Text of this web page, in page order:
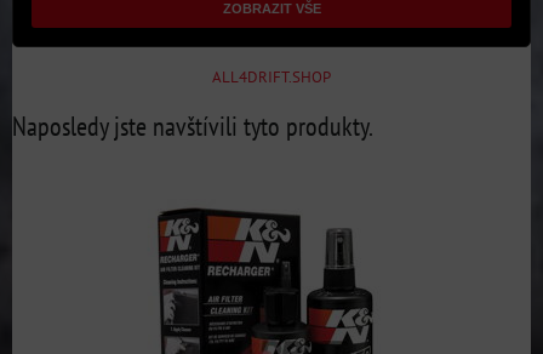
ZOBRAZIT VŠE
ALL4DRIFT.SHOP
Naposledy jste navštívili tyto produkty.